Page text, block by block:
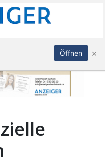
Anmelden
Öffnen ×